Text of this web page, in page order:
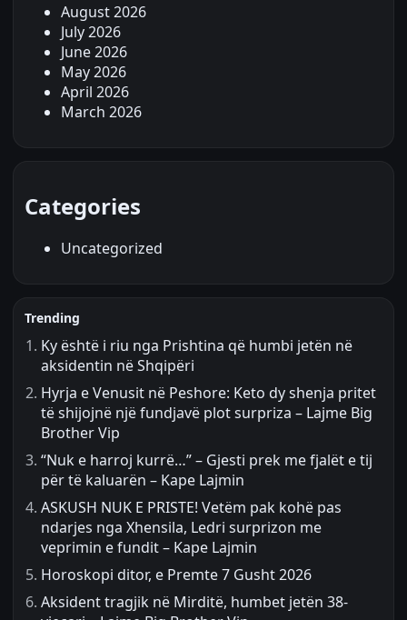
August 2026
July 2026
June 2026
May 2026
April 2026
March 2026
Categories
Uncategorized
Trending
Ky është i riu nga Prishtina që humbi jetën në
aksidentin në Shqipëri
Hyrja e Venusit në Peshore: Keto dy shenja pritet
të shijojnë një fundjavë plot surpriza – Lajme Big
Brother Vip
“Nuk e harroj kurrë…” – Gjesti prek me fjalët e tij
për të kaluarën – Kape Lajmin
ASKUSH NUK E PRISTE! Vetëm pak kohë pas
ndarjes nga Xhensila, Ledri surprizon me
veprimin e fundit – Kape Lajmin
Horoskopi ditor, e Premte 7 Gusht 2026
Aksident tragjik në Mirditë, humbet jetën 38-